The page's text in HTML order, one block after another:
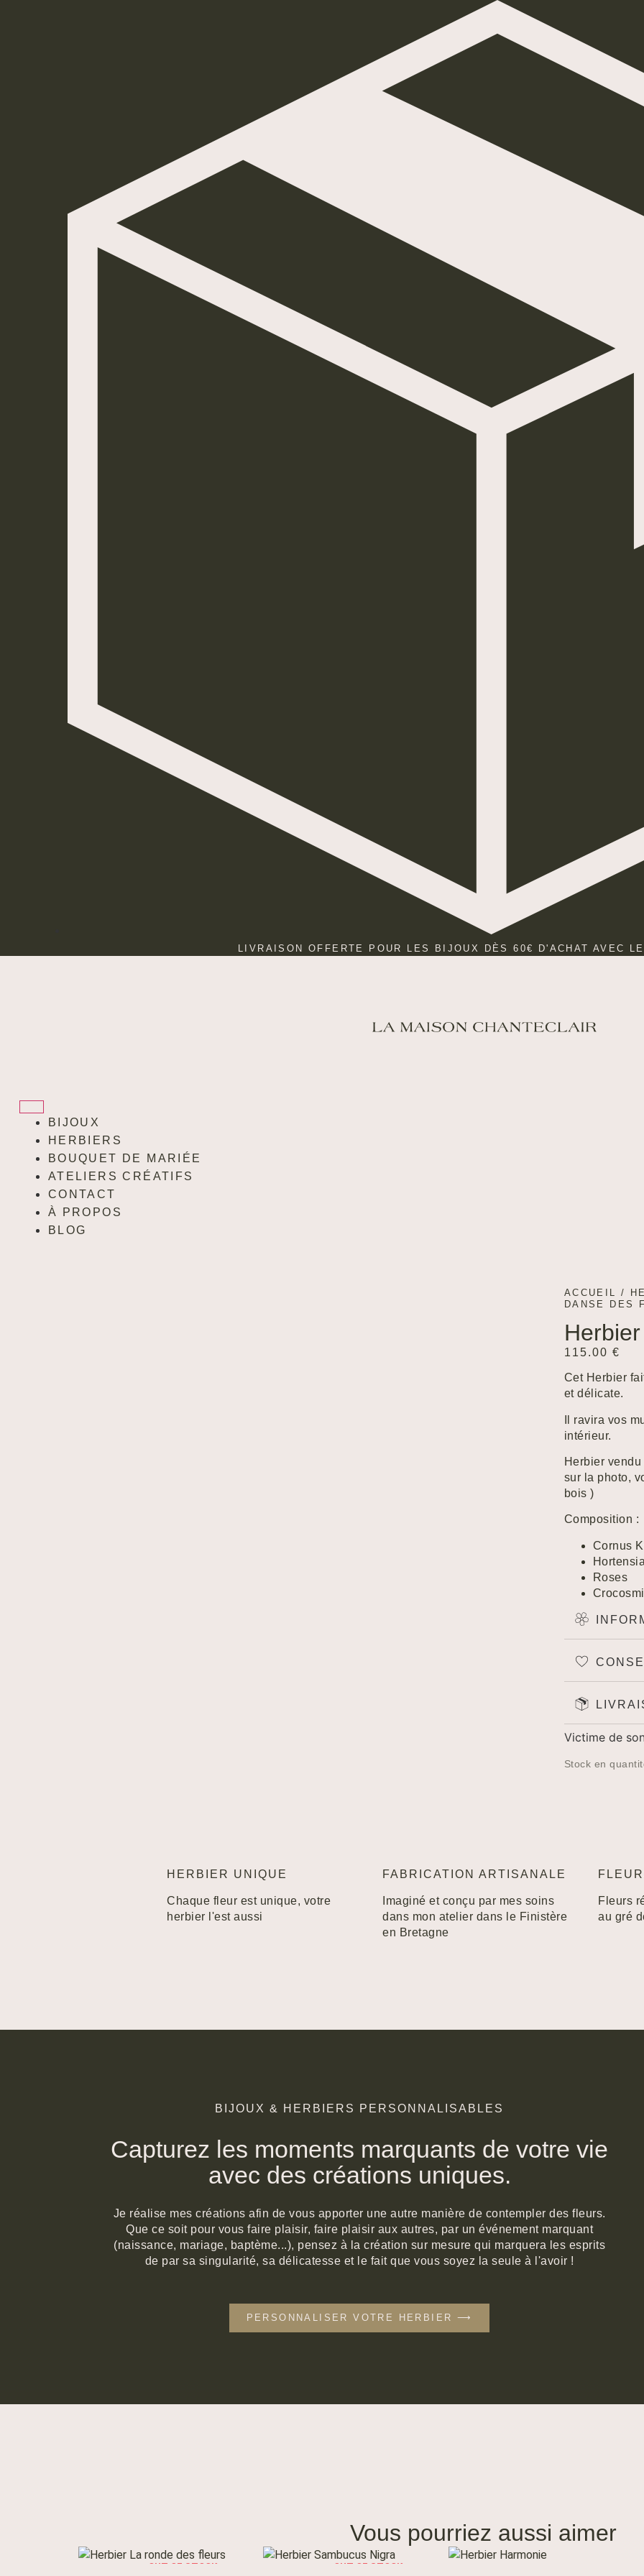
LIVRAISON OFFERTE POUR LES BIJOUX DÈS 60€ D'ACHAT AVEC
BIJOUX
HERBIERS
BOUQUET DE MARIÉE
ATELIERS CRÉATIFS
CONTACT
À PROPOS
BLOG
ACCUEIL /
DANSE DES
115.00 €
Cet Herbier
et délicate.
Il ravira vos
intérieur.
Herbier
sur la photo,
bois )
Composition :
Cornus
Roses
Victime de
Stock en
HERBIER UNIQUE
Chaque fleur est unique, votre
herbier l'est aussi
FABRICATION ARTISANALE
Imaginé et conçu par mes soins
dans mon atelier dans le Finistère
en Bretagne
Fleurs
au gré
BIJOUX & HERBIERS PERSONNALISABLES
Capturez les moments marquants de votre vie
avec des créations uniques.
Je réalise mes créations afin de vous apporter une autre manière de contempler des fleurs.
Que ce soit pour vous faire plaisir, faire plaisir aux autres, par un événement marquant
(naissance, mariage, baptème...), pensez à la création sur mesure qui marquera les esprits
de par sa singularité, sa délicatesse et le fait que vous soyez la seule à l'avoir !
PERSONNALISER VOTRE HERBIER ⟶
Vous pourriez aussi aimer
OUT OF STOCK OUT OF STOCK